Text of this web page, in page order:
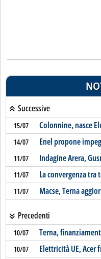
Successive
15/07 Colonnine, nasce
14/07 Enel propone
11/07 Indagine Arera,
11/07 La convergenza
11/07 Macse, Terna
Precedenti
10/07 Terna,
10/07 Elettricità UE, Acer